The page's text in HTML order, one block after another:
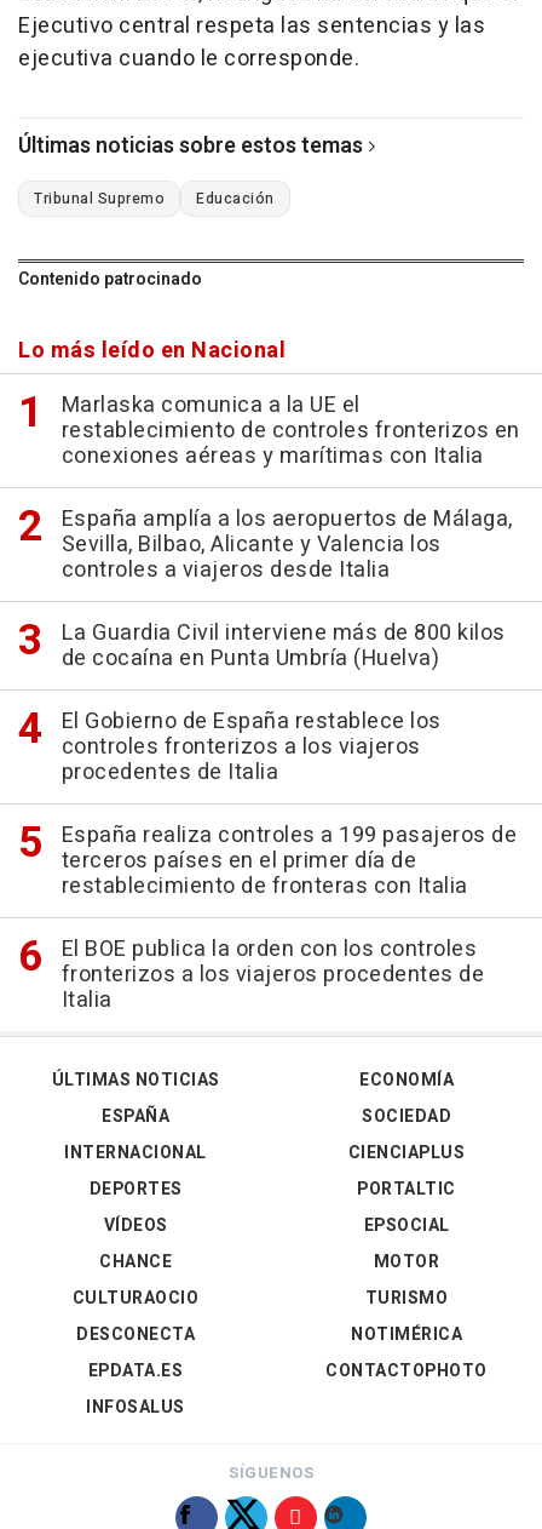
Ejecutivo central respeta las sentencias y las
ejecutiva cuando le corresponde.
Últimas noticias sobre estos temas
Tribunal Supremo Educación
Contenido patrocinado
Lo más leído en Nacional
Marlaska comunica a la UE el
restablecimiento de controles fronterizos en
conexiones aéreas y marítimas con Italia
España amplía a los aeropuertos de Málaga,
Sevilla, Bilbao, Alicante y Valencia los
controles a viajeros desde Italia
La Guardia Civil interviene más de 800 kilos
de cocaína en Punta Umbría (Huelva)
El Gobierno de España restablece los
controles fronterizos a los viajeros
procedentes de Italia
España realiza controles a 199 pasajeros de
terceros países en el primer día de
restablecimiento de fronteras con Italia
El BOE publica la orden con los controles
fronterizos a los viajeros procedentes de
Italia
ÚLTIMAS NOTICIAS
ESPAÑA
INTERNACIONAL
DEPORTES
VÍDEOS
ECONOMÍA
SOCIEDAD
CIENCIAPLUS
PORTALTIC
EPSOCIAL
CHANCE
CULTURAOCIO
DESCONECTA
EPDATA.ES
INFOSALUS
MOTOR
TURISMO
NOTIMÉRICA
CONTACTOPHOTO
SÍGUENOS